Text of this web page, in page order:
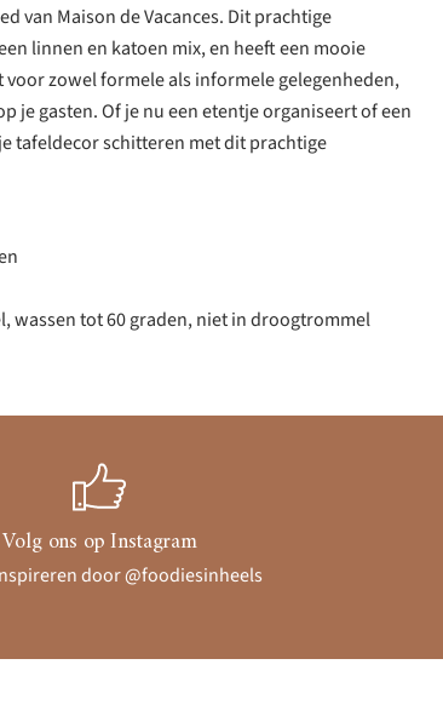
van Maison de Vacances. Dit prachtige
linnen en katoen mix, en heeft een mooie
zowel formele als informele gelegenheden,
je gasten. Of je nu een etentje organiseert of een
tafeldecor schitteren met dit prachtige
wassen tot 60 graden, niet in droogtrommel
Volg ons op Instagram
door @foodiesinheels